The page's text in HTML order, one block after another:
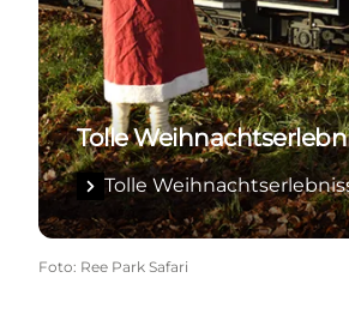
Tolle
Tolle
Foto: Ree Park Safari